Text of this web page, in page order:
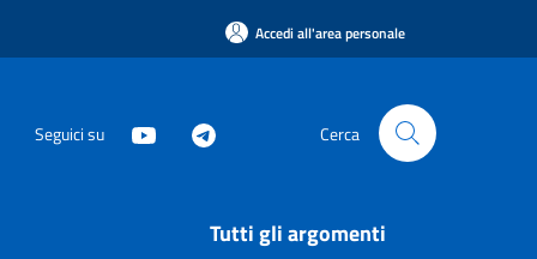
Accedi all'area personale
Seguici su Cerca
Tutti gli argomenti